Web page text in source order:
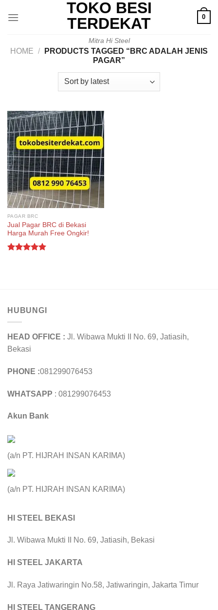
TOKO BESI
TERDEKAT
Mitra Hi Steel
0
HOME /
PRODUCTS TAGGED “BRC ADALAH JENIS
PAGAR”
PAGAR BRC
Jual Pagar BRC di Bekasi
Harga Murah Free Ongkir!
HUBUNGI
HEAD OFFICE : Jl. Wibawa Mukti II No. 69, Jatiasih,
Bekasi
PHONE :081299076453
WHATSAPP : 081299076453
Akun Bank
(a/n PT. HIJRAH INSAN KARIMA)
(a/n PT. HIJRAH INSAN KARIMA)
HI STEEL BEKASI
Jl. Wibawa Mukti II No. 69, Jatiasih, Bekasi
HI STEEL JAKARTA
Jl. Raya Jatiwaringin No.58, Jatiwaringin, Jakarta Timur
HI STEEL TANGERANG